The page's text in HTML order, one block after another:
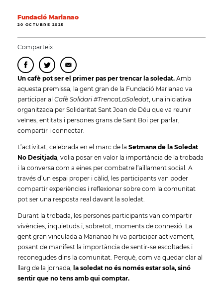
Fundació Marianao
20 OCTUBRE 2025
Comparteix
Un cafè pot ser el primer pas per trencar la soledat. Amb
aquesta premissa, la gent gran de la Fundació Marianao va
participar al Cafè Solidari #TrencaLaSoledat, una iniciativa
organitzada per Solidaritat Sant Joan de Déu que va reunir
veïnes, entitats i persones grans de Sant Boi per parlar,
compartir i connectar.
L’activitat, celebrada en el marc de la Setmana de la Soledat
No Desitjada, volia posar en valor la importància de la trobada
i la conversa com a eines per combatre l’aïllament social. A
través d’un espai proper i càlid, les participants van poder
compartir experiències i reflexionar sobre com la comunitat
pot ser una resposta real davant la soledat.
Durant la trobada, les persones participants van compartir
vivències, inquietuds i, sobretot, moments de connexió. La
gent gran vinculada a Marianao hi va participar activament,
posant de manifest la importància de sentir-se escoltades i
reconegudes dins la comunitat. Perquè, com va quedar clar al
llarg de la jornada, la soledat no és només estar sola, sinó
sentir que no tens amb qui comptar.